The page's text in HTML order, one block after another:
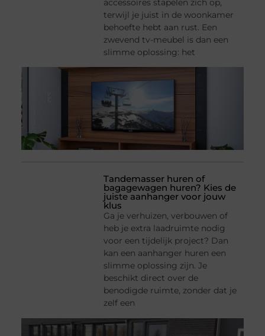
accessoires stapelen zich op,
terwijl je juist in de woonkamer
behoefte hebt aan rust. Een
zwevend tv-meubel is dan een
slimme oplossing: het
Tandemasser huren of
bagagewagen huren? Kies de
juiste aanhanger voor jouw
klus
Ga je verhuizen, verbouwen of
heb je extra laadruimte nodig
voor een tijdelijk project? Dan
kan een aanhanger huren een
slimme oplossing zijn. Je
beschikt direct over de
benodigde ruimte, zonder dat je
zelf een